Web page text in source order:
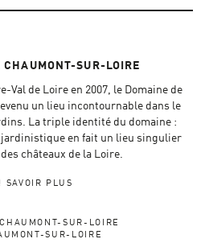
CHAUMONT-SUR-LOIRE
Val de Loire en 2007, le Domaine de
un lieu incontournable dans le
La triple identité du domaine :
en fait un lieu singulier
châteaux de la Loire.
SAVOIR PLUS
SUR-LOIRE
SUR-LOIRE